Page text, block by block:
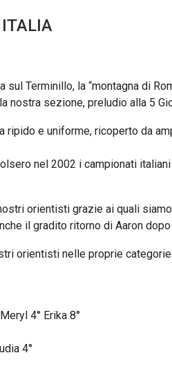
ITALIA
Terminillo, la “montagna di
nostra sezione, preludio alla 5
ripido e uniforme, ricoperto da
nel 2002 i campionati
orientisti grazie ai quali
il gradito ritorno di Aaron
orientisti nelle proprie categorie:
4° Erika 8°
4°